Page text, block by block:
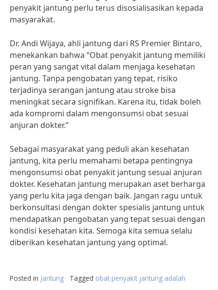
penyakit jantung perlu terus disosialisasikan kepada
masyarakat.
Dr. Andi Wijaya, ahli jantung dari RS Premier Bintaro,
menekankan bahwa “Obat penyakit jantung memiliki
peran yang sangat vital dalam menjaga kesehatan
jantung. Tanpa pengobatan yang tepat, risiko
terjadinya serangan jantung atau stroke bisa
meningkat secara signifikan. Karena itu, tidak boleh
ada kompromi dalam mengonsumsi obat sesuai
anjuran dokter.”
Sebagai masyarakat yang peduli akan kesehatan
jantung, kita perlu memahami betapa pentingnya
mengonsumsi obat penyakit jantung sesuai anjuran
dokter. Kesehatan jantung merupakan aset berharga
yang perlu kita jaga dengan baik. Jangan ragu untuk
berkonsultasi dengan dokter spesialis jantung untuk
mendapatkan pengobatan yang tepat sesuai dengan
kondisi kesehatan kita. Semoga kita semua selalu
diberikan kesehatan jantung yang optimal.
Posted in Jantung Tagged obat penyakit jantung adalah